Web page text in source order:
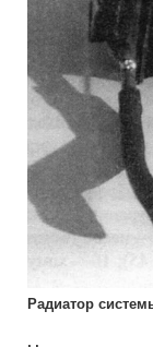
Радиатор